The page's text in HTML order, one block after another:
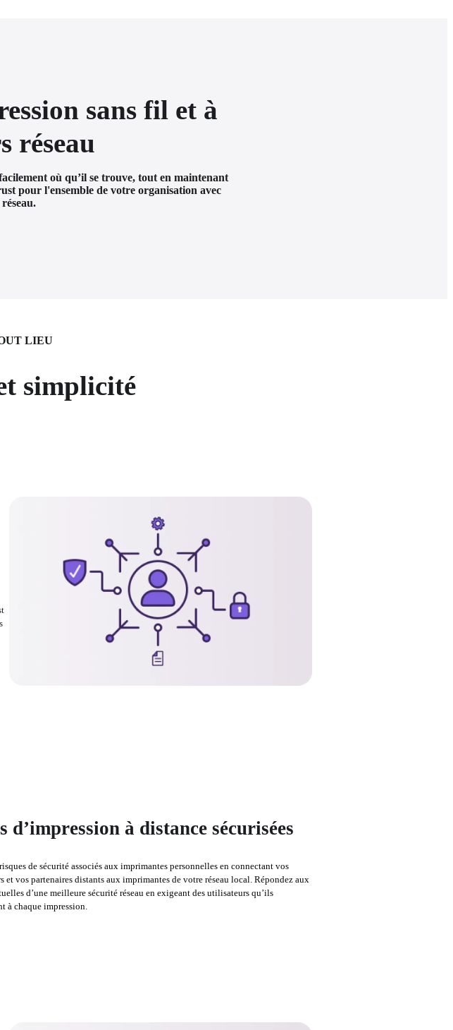
sans fil et à
réseau
où qu’il se trouve, tout en maintenant
pour l'ensemble de votre organisation avec
LIEU
simplicité
d’impression à distance sécurisées
de sécurité associés aux imprimantes personnelles en connectant vos
et vos partenaires distants aux imprimantes de votre réseau local. Répondez aux
d’une meilleure sécurité réseau en exigeant des utilisateurs qu’ils
à chaque impression.